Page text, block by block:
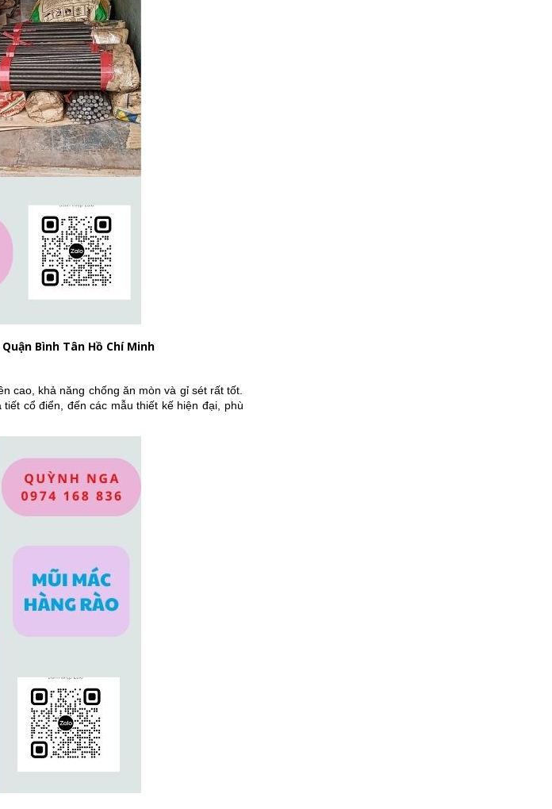
Bình Tân Hồ Chí Minh
cao, khả năng chống ăn mòn và gỉ sét rất tốt.
cổ điển, đến các mẫu thiết kế hiện đại, phù